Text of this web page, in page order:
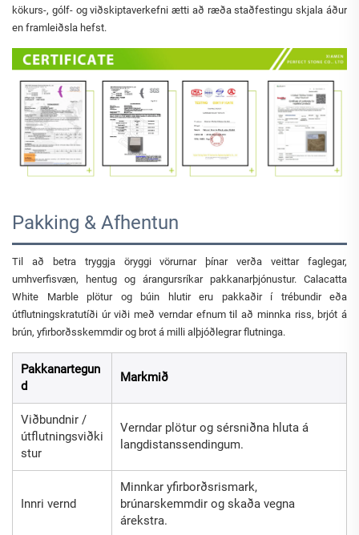
kökurs-, gólf- og viðskiptaverkefni ætti að ræða staðfestingu skjala áður
en framleiðsla hefst.
Pakking & Afhentun
Til að betra tryggja öryggi vörurnar þínar verða veittar faglegar,
umhverfisvæn, hentug og árangursríkar pakkanarþjónustur. Calacatta
White Marble plötur og búin hlutir eru pakkaðir í trébundir eða
útflutningskratutíði úr viði með verndar efnum til að minnka riss, brjót á
brún, yfirborðsskemmdir og brot á milli alþjóðlegrar flutninga.
Pakkanartegun
d
Markmið
Viðbundnir /
útflutningsviðki
stur
Verndar plötur og sérsniðna hluta á
langdistanssendingum.
Innri vernd
Minnkar yfirborðsrismark,
brúnarskemmdir og skaða vegna
árekstra.